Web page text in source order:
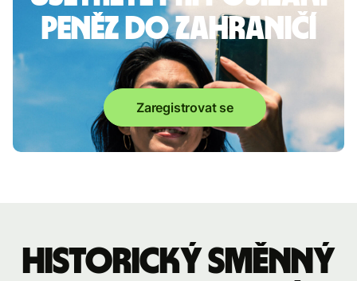
peněz do zahraničí
Zaregistrovat se
Historický směnný